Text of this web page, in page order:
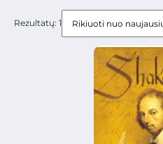
Rezultatų: 1